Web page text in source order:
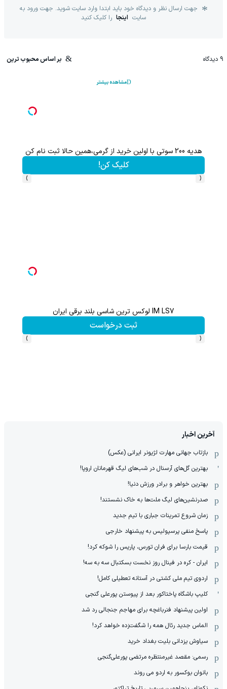
جهت ارسال نظر و دیدگاه خود باید ابتدا وارد سایت شوید. جهت ورود به
سایت اینجا را کلیک کنید
9 دیدگاه بر اساس محبوب ترین
مشاهده بیشتر
هدیه 200 سوتی با اولین خرید از گرمی،همین حالا ثبت نام کن
کلیک کن!
‹
›
IM LS7 لوکس ترین شاسی بلند برقی ایران
ثبت درخواست
‹
›
آخرین اخبار
بازتاب جهانی مهارت لژیونر ایرانی (عکس)
بهترین گل‌های آرسنال در شب‌های لیگ قهرمانان اروپا!
بهترین خواهر و برادر ورزش دنیا!
صدرنشین‌های لیگ ملت‌ها به خاک نشستند!
زمان شروع تمرینات جباری با تیم جدید
پاسخ منفی پرسپولیس به پیشنهاد خارجی
قیمت بارسا برای فران تورس، پاریس را شوکه کرد!
ایران - کره در فینال روز نخست بسکتبال سه به سه!
اردوی تیم ملی کشتی در آستانه تعطیلی کامل!
کلیپ باشگاه پاختاکور بعد از پیوستن پورعلی گنجی
اولین پیشنهاد فنرباغچه برای مهاجم جنجالی رد شد
الماس جدید رئال همه را شگفت‌زده خواهد کرد!
سیاوش یزدانی بلیت بغداد خرید
رسمی: مقصد غیرمنتظره مرتضی پورعلی‌گنجی
بانوان بوکسور به اردو می روند